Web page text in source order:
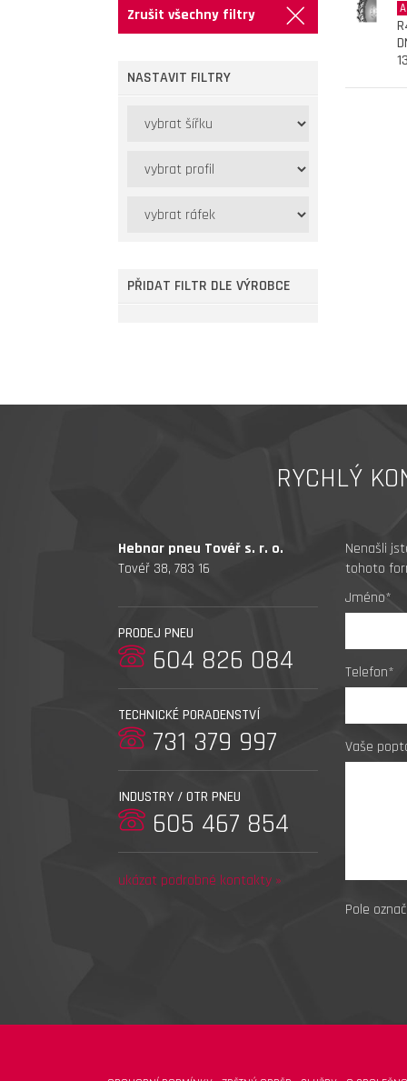
Zrušit všechny filtry
NASTAVIT FILTRY
PŘIDAT FILTR DLE VÝROBCE
RYCHLÝ
Hebnar pneu Tovéř s. r. o.
Tovéř 38, 783 16
PRODEJ PNEU
604 826 084
TECHNICKÉ PORADENSTVÍ
731 379 997
INDUSTRY / OTR PNEU
605 467 854
ukázat podrobné kontakty »
Nenašli
tohoto
Jméno*
Telefon*
Vaše
Pole